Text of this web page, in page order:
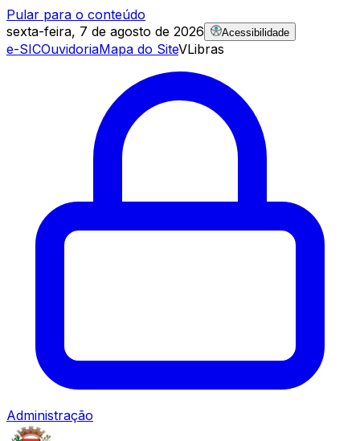
Pular para o conteúdo
sexta-feira, 7 de agosto de 2026
Acessibilidade
e-SICOuvidoriaMapa do SiteVLibras
Administração